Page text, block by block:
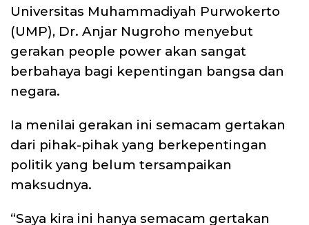
Universitas Muhammadiyah Purwokerto
(UMP), Dr. Anjar Nugroho menyebut
gerakan people power akan sangat
berbahaya bagi kepentingan bangsa dan
negara.
Ia menilai gerakan ini semacam gertakan
dari pihak-pihak yang berkepentingan
politik yang belum tersampaikan
maksudnya.
“Saya kira ini hanya semacam gertakan